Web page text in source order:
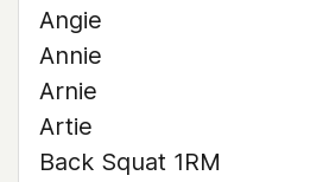
Angie
Annie
Arnie
Artie
Back Squat 1RM